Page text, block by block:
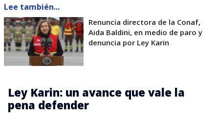
Lee también...
Renuncia directora de la Conaf,
Aida Baldini, en medio de paro y
denuncia por Ley Karin
Ley Karin: un avance que vale la
pena defender